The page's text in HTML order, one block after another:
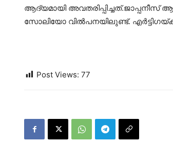
ആദ്യമായി അവതരിപ്പിച്ചത്.ജാപ്പനീസ്
സോലിയോ വില്‍പനയിലുണ്ട്.
Post Views: 77